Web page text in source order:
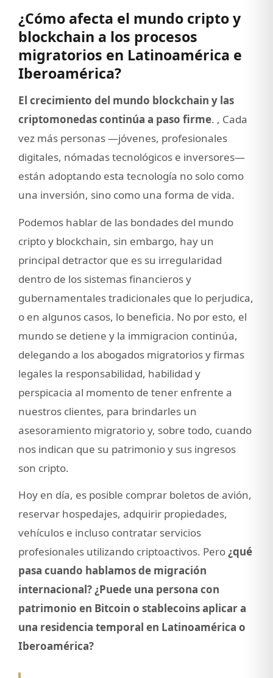
¿Cómo afecta el mundo cripto y
blockchain a los procesos
migratorios en Latinoamérica e
Iberoamérica?
El crecimiento del mundo blockchain y las
criptomonedas continúa a paso firme. , Cada
vez más personas —jóvenes, profesionales
digitales, nómadas tecnológicos e inversores—
están adoptando esta tecnología no solo como
una inversión, sino como una forma de vida.
Podemos hablar de las bondades del mundo
cripto y blockchain, sin embargo, hay un
principal detractor que es su irregularidad
dentro de los sistemas financieros y
gubernamentales tradicionales que lo perjudica,
o en algunos casos, lo beneficia. No por esto, el
mundo se detiene y la immigracion continúa,
delegando a los abogados migratorios y firmas
legales la responsabilidad, habilidad y
perspicacia al momento de tener enfrente a
nuestros clientes, para brindarles un
asesoramiento migratorio y, sobre todo, cuando
nos indican que su patrimonio y sus ingresos
son cripto.
Hoy en día, es posible comprar boletos de avión,
reservar hospedajes, adquirir propiedades,
vehículos e incluso contratar servicios
profesionales utilizando criptoactivos. Pero¿qué
pasa cuando hablamos de migración
internacional? ¿Puede una persona con
patrimonio en Bitcoin o stablecoins aplicar a
una residencia temporal en Latinoamérica o
Iberoamérica?